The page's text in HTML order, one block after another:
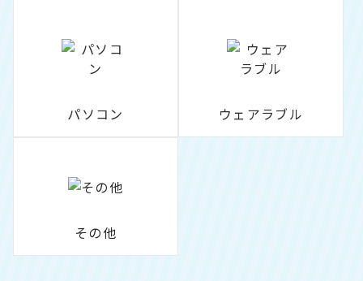
パソコン ウェアラブル
その他